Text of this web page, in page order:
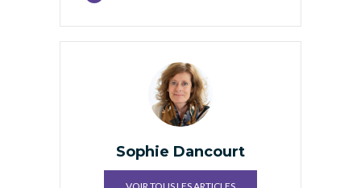
Sophie Dancourt